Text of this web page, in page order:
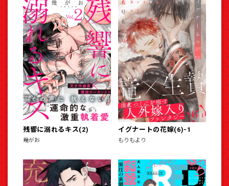
残響に溺れるキス(2)
幾がお
イグナートの花嫁(6)-1
もりもより